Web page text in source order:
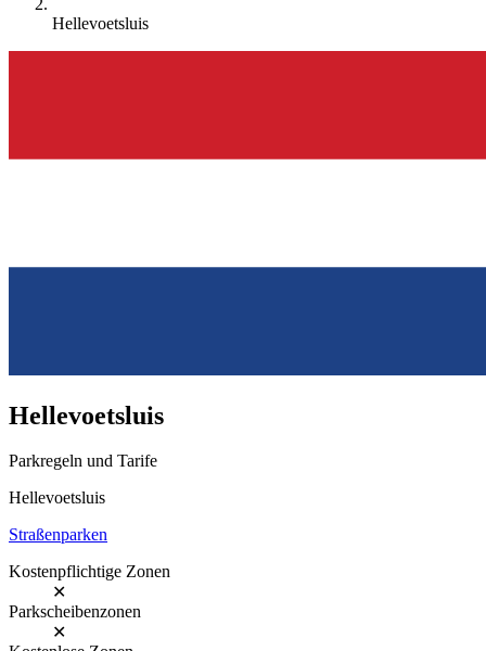
Hellevoetsluis
Hellevoetsluis
Parkregeln und Tarife
Hellevoetsluis
Straßenparken
Kostenpflichtige Zonen
✕
Parkscheibenzonen
✕